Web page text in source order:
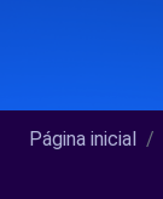
Página inicial